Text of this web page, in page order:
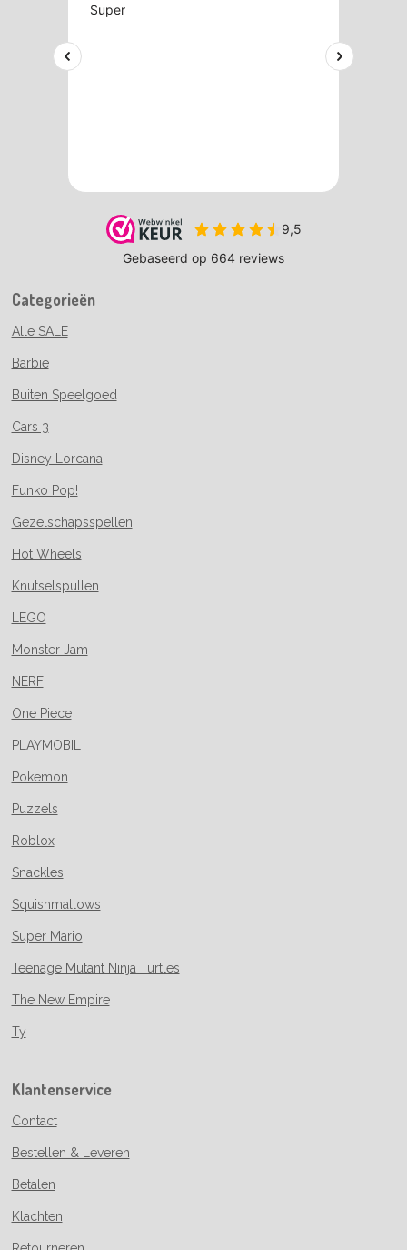
Categorieën
Alle SALE
Barbie
Buiten Speelgoed
Cars 3
Disney Lorcana
Funko Pop!
Gezelschapsspellen
Hot Wheels
Knutselspullen
LEGO
Monster Jam
NERF
One Piece
PLAYMOBIL
Pokemon
Puzzels
Roblox
Snackles
Squishmallows
Super Mario
Teenage Mutant Ninja Turtles
The New Empire
Ty
Klantenservice
Contact
Bestellen & Leveren
Betalen
Klachten